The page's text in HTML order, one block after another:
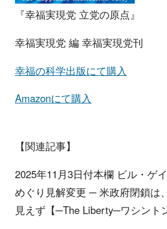
『幸福実現党 立党の原点』
幸福実現党 編 幸福実現党刊
幸福の科学出版にて購入
Amazonにて購入
【関連記事】
2025年11月3日付本欄 ビル・ゲ
めぐり見解変更 ─ 米政府閉鎖は
見えず【─The Liberty─ワシント